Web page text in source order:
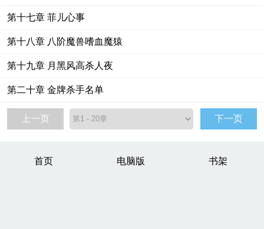
第十七章 菲儿心事
第十八章 八阶魔兽嗜血魔猿
第十九章 月黑风高杀人夜
第二十章 金牌杀手名单
上一页 下一页
首页 电脑版 书架